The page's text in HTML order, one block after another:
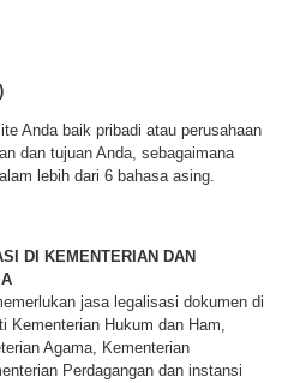
Anda baik pribadi atau perusahaan
dan tujuan Anda, sebagaimana
lebih dari 6 bahasa asing.
DI KEMENTERIAN DAN
jasa legalisasi dokumen di
Kementerian Hukum dan Ham,
Agama, Kementerian
Perdagangan dan instansi